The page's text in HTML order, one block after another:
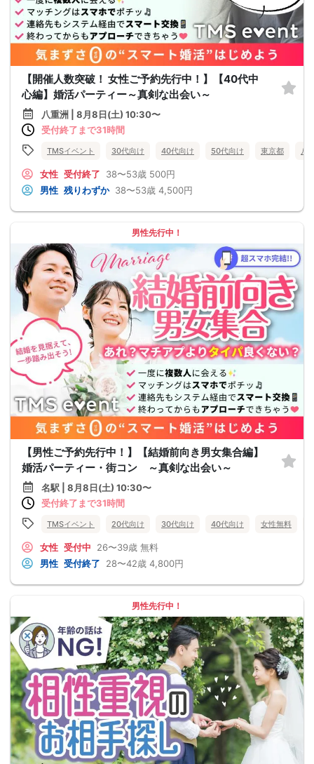
【開催人数突破！ 女性ご予約先行中！】【40代中
心編】婚活パーティー～真剣な出会い～
八重洲 | 8月8日(土) 10:30〜
受付終了まで31時間
TMSイベント 30代向け 40代向け 50代向け 東京都 八
女性 受付終了 38〜53歳 500円
男性 残りわずか 38〜53歳 4,500円
男性先行中！
【男性ご予約先行中！】【結婚前向き男女集合編】
婚活パーティー・街コン ～真剣な出会い～
名駅 | 8月8日(土) 10:30〜
受付終了まで31時間
TMSイベント 20代向け 30代向け 40代向け 女性無料
女性 受付中 26〜39歳 無料
男性 受付終了 28〜42歳 4,800円
男性先行中！